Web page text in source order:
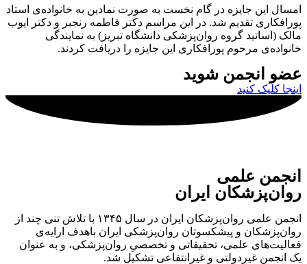
امسال این جایزه در گام نخست به صورت نمادین به خانواده‌ی استاد
پورافکاری تقدیم شد. در این مراسم دکتر فاطمه رنجبر و دکتر ایوب
مالک (اساتید گروه روان‌‌پزشکی دانشگاه تبریز) به نمایندگی
خانواده‌ی مرحوم پورافکاری این جایزه را دریافت کردند.
عضو انجمن شوید
اینجا کلیک کنید
انجمن علمی
روان‌پزشکان ایران
انجمن علمی روان‌پزشکان ایران در سال ۱۳۴۵ با تلاش تنی چند از
روان‌پزشکان و پیشکسوتان روان‌پزشکی ایران باهدف ارایه‌ی
فعالیت‌های علمی، تحقیقاتی و تخصصیِ روان‌پزشکی، و به عنوان
یک انجمن غیردولتی و غیرانتفاعی تشکیل شد.